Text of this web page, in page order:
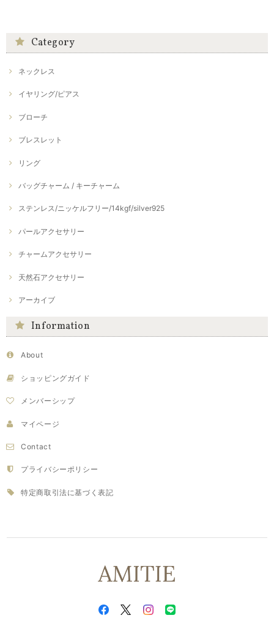
Category
ネックレス
イヤリング/ピアス
ブローチ
ブレスレット
リング
バッグチャーム / キーチャーム
ステンレス/ニッケルフリー/14kgf/silver925
パールアクセサリー
チャームアクセサリー
天然石アクセサリー
アーカイブ
Information
About
ショッピングガイド
メンバーシップ
マイページ
Contact
プライバシーポリシー
特定商取引法に基づく表記